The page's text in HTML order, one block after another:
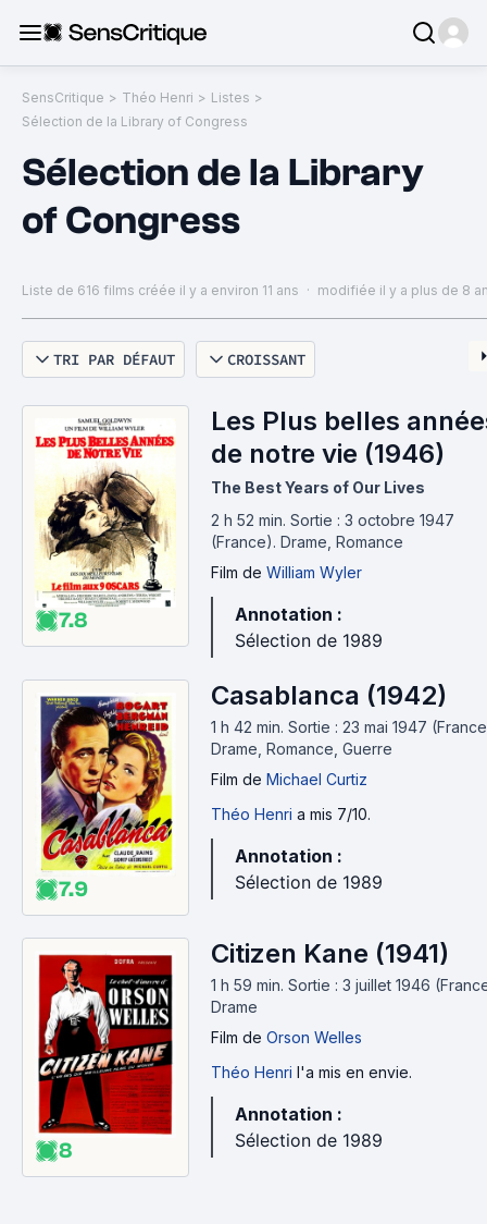
SensCritique > Théo Henri > Listes >
Sélection de la Library of Congress
Sélection de la Library
of Congress
Liste de 616 films créée il y a environ 11 ans · modifiée il y a plus de 8
TRI PAR DÉFAUT CROISSANT
7.8
Les Plus belles
de notre vie (1946)
The Best Years of Our Lives
2 h 52 min. Sortie : 3 octobre 1947
(France). Drame, Romance
Film de William Wyler
Annotation :
Sélection de 1989
7.9
Casablanca (1942)
1 h 42 min. Sortie : 23 mai 1947
Drame, Romance, Guerre
Film de Michael Curtiz
Théo Henri a mis 7/10.
Annotation :
Sélection de 1989
8
Citizen Kane (1941)
1 h 59 min. Sortie : 3 juillet 1946
Drame
Film de Orson Welles
Théo Henri l'a mis en envie.
Annotation :
Sélection de 1989